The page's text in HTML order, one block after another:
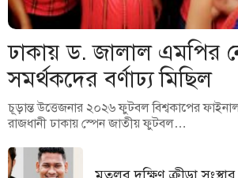
ঢাকায় ড. জালাল এমপির
সমর্থকদের বর্ণাঢ্য মিছিল
চূড়ান্ত উত্তেজনার ২০২৬ ফুটবল বিশ্বকাপের
রাজধানী ঢাকায় স্পেন জাতীয় ফুটবল…